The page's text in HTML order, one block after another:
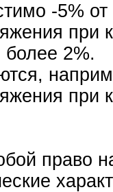
-5% от
при
более 2%.
при
право